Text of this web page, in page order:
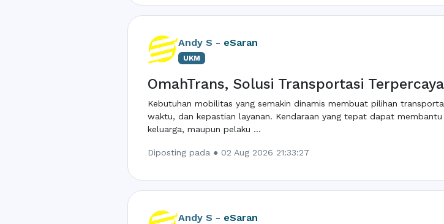
Andy S - eSaran
UKM
OmahTrans, Solusi Transportasi
Kebutuhan mobilitas yang semakin dinamis membuat pilihan
waktu, dan kepastian layanan. Kendaraan yang tepat dapat
keluarga, maupun pelaku ...
Diposting pada ● 02 Aug 2026 21:33:27
Andy S - eSaran